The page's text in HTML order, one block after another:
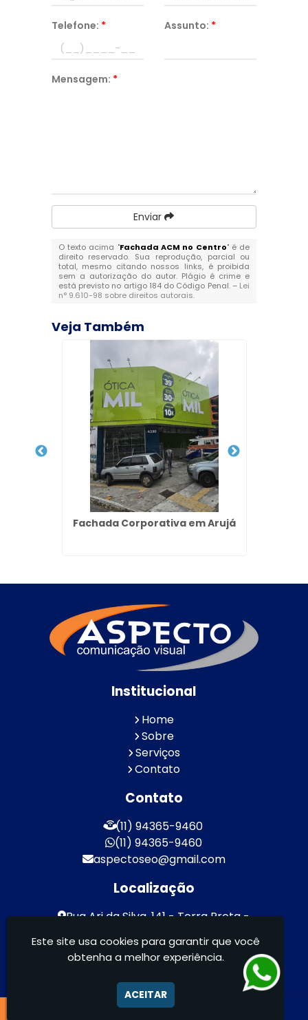
Telefone: * Assunto: *
Mensagem: *
Enviar
O texto acima "Fachada ACM no Centro" é de
direito reservado. Sua reprodução, parcial ou
total, mesmo citando nossos links, é proibida
sem a autorização do autor. Plágio é crime e
está previsto no artigo 184 do Código Penal. – Lei
n° 9.610-98 sobre direitos autorais.
Veja Também
Fachada Corporativa em Arujá
Institucional
Home
Sobre
Serviços
Contato
Contato
(11) 94365-9460
(11) 94365-9460
aspectoseo@gmail.com
Localização
Rua Ari da Silva, 141 - Terra Preta -
Aspecto Comunicação Visual Ltda -
Este site usa cookies para garantir que você
obtenha a melhor experiência.
ACEITAR